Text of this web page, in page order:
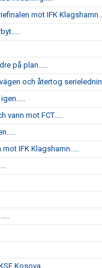
mot IFK
på plan.....
och återtog
vann mot FCT.....
IFK Klagshamn.....
Kosova.....